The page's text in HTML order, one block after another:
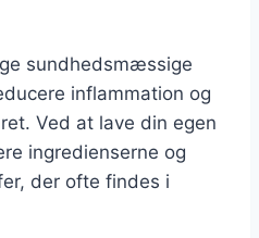
sundhedsmæssige
inflammation og
Ved at lave din egen
ingredienserne og
der ofte findes i